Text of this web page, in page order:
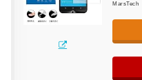
MarsTech